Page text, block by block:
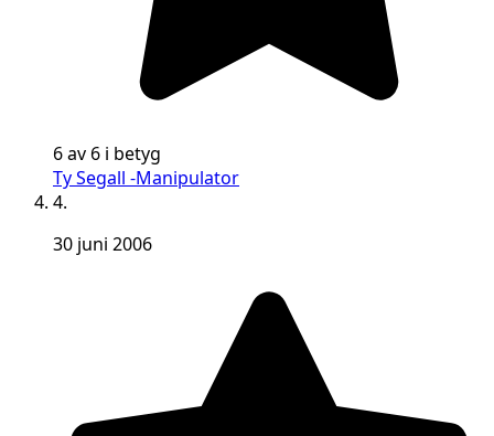
6 av 6 i betyg
Ty Segall -Manipulator
4.
30 juni 2006